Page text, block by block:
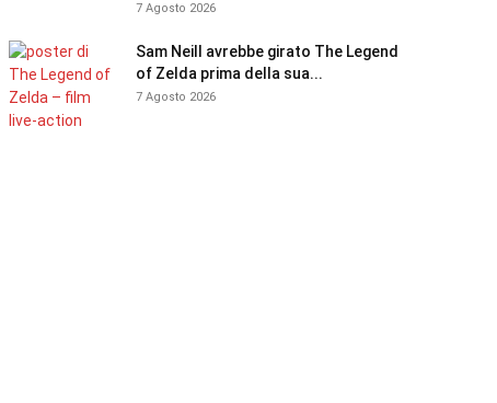
7 Agosto 2026
Sam Neill avrebbe girato The Legend
of Zelda prima della sua...
7 Agosto 2026